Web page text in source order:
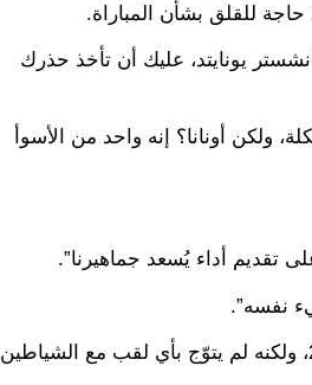
للقلق بشأن المباراة.
يونايتد، عليك أن تأخذ حذرك
ولكن أونانا؟ إنه واحد من الأسوأ
تقديم أداء يُسعد جماهيرنا”.
نفسه”.
يذكر أن الدولي الصربي سبق وأن ارتدى قميص مانشستر يونايتد في الفترة بين 2017 وحتى عام 2022، ولكنه لم يتوّج بأي لقب مع الشياطين